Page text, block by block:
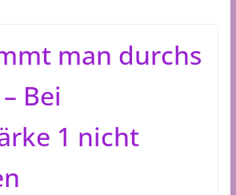
man durchs
Bei
1 nicht